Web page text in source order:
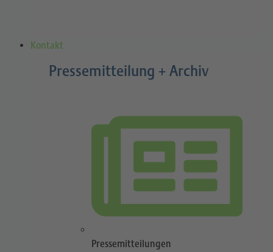
Kontakt
Pressemitteilung + Archiv
Pressemitteilungen